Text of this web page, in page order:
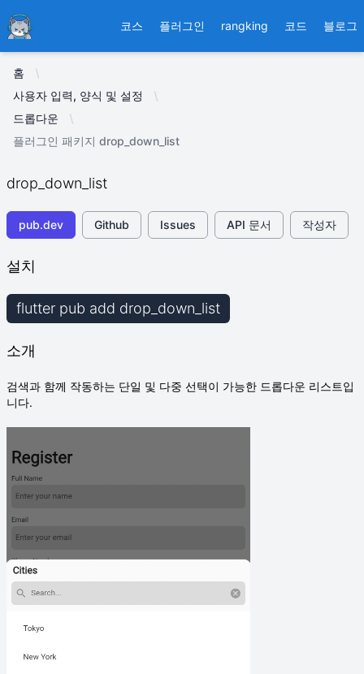
Ducafecat 코스 플러그인 rangking 코드 블로그
홈
사용자 입력, 양식 및 설정
드롭다운
플러그인 패키지 drop_down_list
drop_down_list
pub.dev Github Issues API 문서 작성자
설치
flutter pub add drop_down_list
소개
검색과 함께 작동하는 단일 및 다중 선택이 가능한 드롭다운 리스트입
니다.